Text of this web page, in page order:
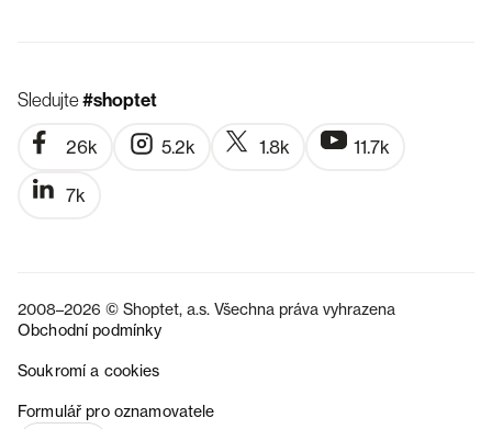
Sledujte#shoptet
26k 5.2k 1.8k 11.7k
7k
2008–2026 © Shoptet, a.s. Všechna práva vyhrazena
Obchodní podmínky
Soukromí a cookies
Formulář pro oznamovatele